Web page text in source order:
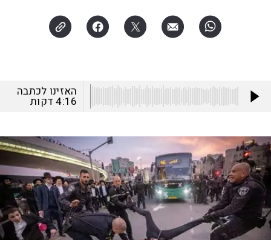
האזינו לכתבה
4:16דקות